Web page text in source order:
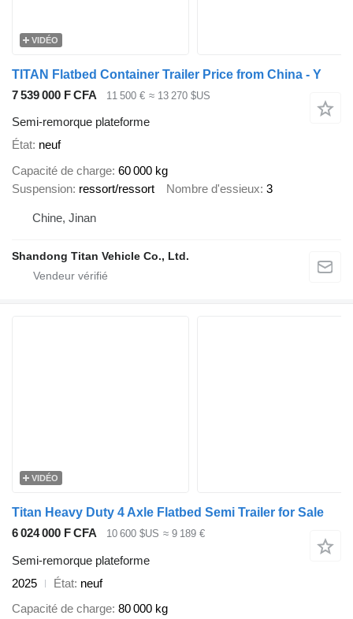
VIDÉO
TITAN Flatbed Container Trailer Price from China - Y
7 539 000 F CFA
11 500 € ≈ 13 270 $US
Semi-remorque plateforme
État neuf
Capacité de charge 60 000 kg
Suspension ressort/ressort Nombre d'essieux 3
Chine, Jinan
Shandong Titan Vehicle Co., Ltd.
VIDÉO
Titan Heavy Duty 4 Axle Flatbed Semi Trailer for Sale
6 024 000 F CFA
10 600 $US ≈ 9 189 €
Semi-remorque plateforme
2025
État neuf
Capacité de charge 80 000 kg